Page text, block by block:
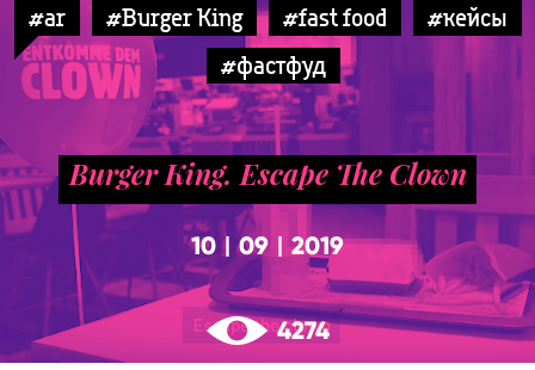
#ar #Burger King #fast food
#кейсы
#фастфуд
Burger King. Escape The Clown
10| 09 2019
4274